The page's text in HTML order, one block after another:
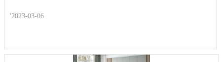
'2023-03-06